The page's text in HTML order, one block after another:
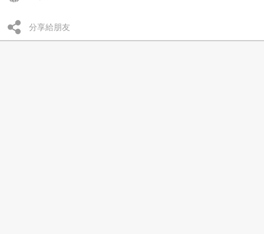
分享給朋友